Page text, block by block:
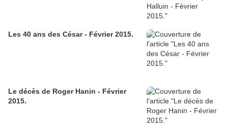
Les 40 ans des César - Février 2015.
Le décès de Roger Hanin - Février
2015.